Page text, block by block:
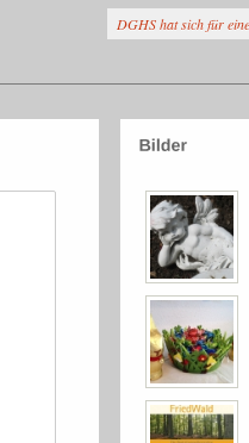
DGHS hat sich für